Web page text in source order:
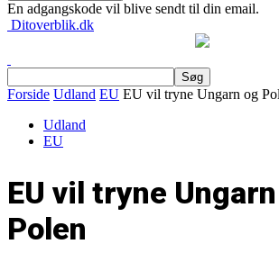
En adgangskode vil blive sendt til din email.
Ditoverblik.dk
Forside Udland EU EU vil tryne Ungarn og
Udland
EU
EU vil tryne
Polen